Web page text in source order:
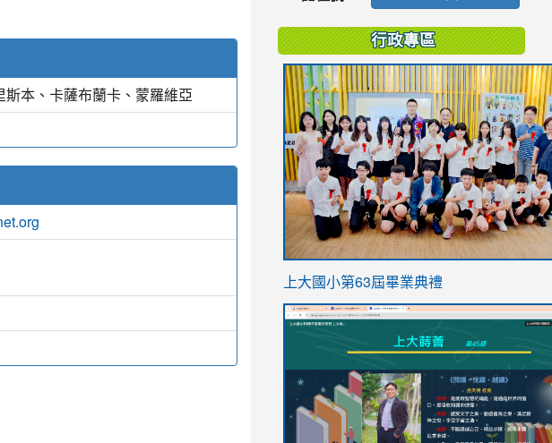
本、卡薩布蘭卡、蒙羅維亞
行政專區
link
https://sites.google.com/stes.tyc.edu.tw/
上大國小第63屆畢業典禮
link